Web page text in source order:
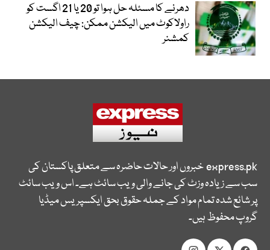
دھرنے کا مسئلہ حل ہوا تو 20 یا 21 اگست کو
راولاکوٹ میں الیکشن ممکن: چیف الیکشن
کمشنر
express.pkخبروں اور حالات حاضرہ سے متعلق پاکستان کی
سب سے زیادہ وزٹ کی جانے والی ویب سائٹ ہے۔ اس ویب سائٹ
پر شائع شدہ تمام مواد کے جملہ حقوق بحق ایکسپریس میڈیا
گروپ محفوظ ہیں۔